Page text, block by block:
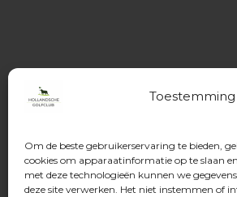
Om de beste gebruikerservaring te bieden,
cookies om apparaatinformatie op te slaan
met deze technologieën kunnen we
deze site verwerken. Het niet instemmen of